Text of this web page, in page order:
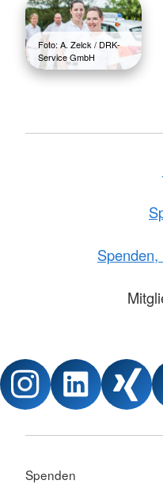
Foto: A. Zelck / DRK-
Service GmbH
Spenden